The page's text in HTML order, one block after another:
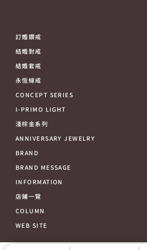
訂婚鑽戒
結婚對戒
結婚套戒
永恆線戒
CONCEPT SERIES
I-PRIMO LIGHT
淺棕金系列
ANNIVERSARY JEWELRY
BRAND
BRAND MESSAGE
INFORMATION
店鋪一覽
COLUMN
WEB SITE